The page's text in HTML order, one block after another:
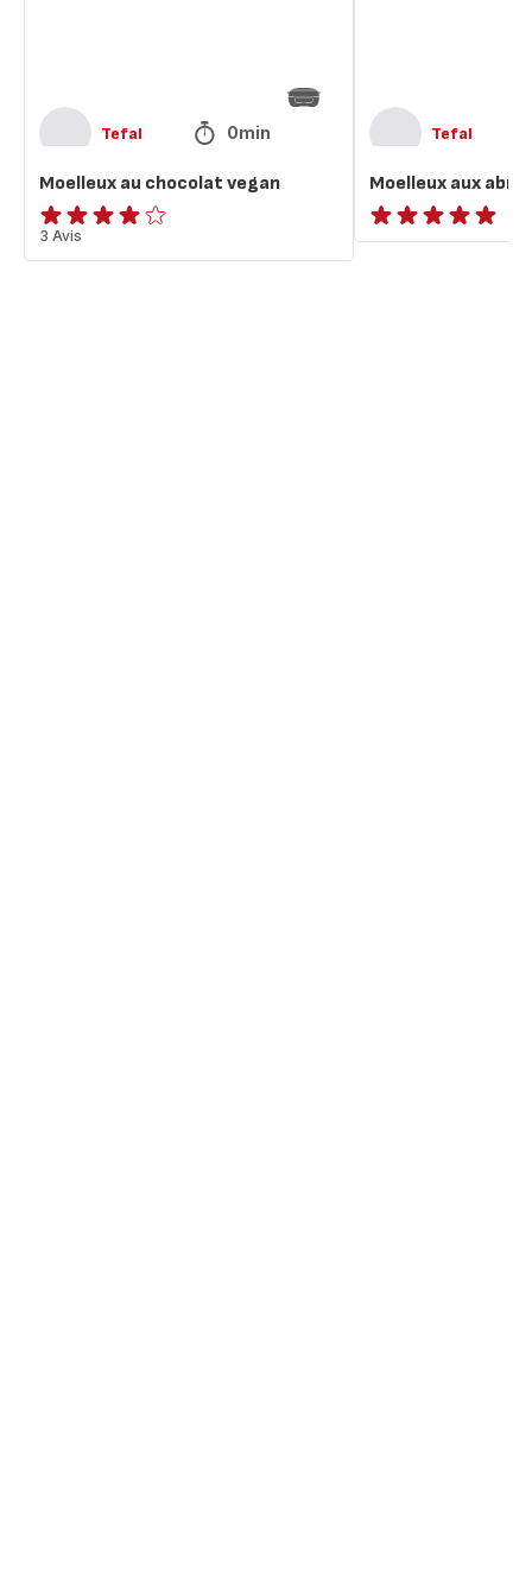
Tefal 0min
Moelleux au chocolat vegan
Avis
4
3 Avis
Tefal
Moelleux aux
ratings.NaN